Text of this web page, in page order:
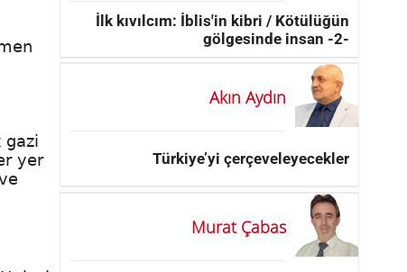
gazi
yer
İlk kıvılcım: İblis'in kibri / Kötülüğün
gölgesinde insan -2-
Akın Aydın
Türkiye’yi çerçeveleyecekler
Murat Çabas